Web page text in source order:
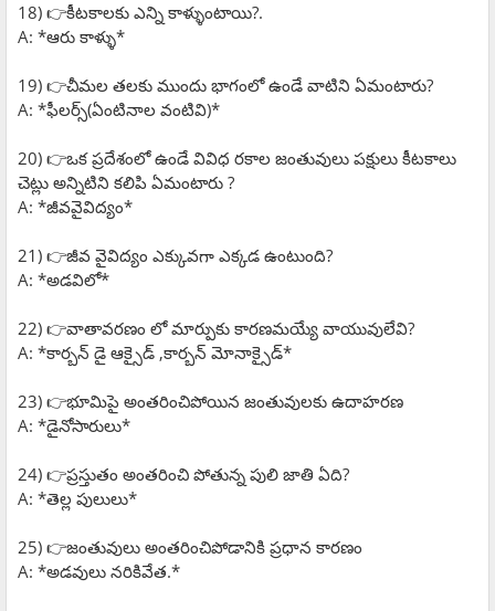
18) 👉కీటకాలకు ఎన్ని కాళ్ళుంటాయి?.
A: *ఆరు కాళ్ళు*
19) 👉చీమల తలకు ముందు భాగంలో ఉండే వాటిని ఏమంటారు?
A: *ఫీలర్స్(ఏంటినాల వంటివి)*
20) 👉ఒక ప్రదేశంలో ఉండే వివిధ రకాల జంతువులు పక్షులు కీటకాలు
చెట్లు అన్నిటిని కలిపి ఏమంటారు ?
A: *జీవవైవిద్యం*
21) 👉జీవ వైవిద్యం ఎక్కువగా ఎక్కడ ఉంటుంది?
A: *అడవిలో*
22) 👉వాతావరణం లో మార్పుకు కారణమయ్యే వాయువులేవి?
A: *కార్బన్ డై ఆక్సైడ్ ,కార్బన్ మోనాక్సైడ్*
23) 👉భూమిపై అంతరించిపోయిన జంతువులకు ఉదాహరణ
A: *డైనోసారులు*
24) 👉ప్రస్తుతం అంతరించి పోతున్న పులి జాతి ఏది?
A: *తెల్ల పులులు*
25) 👉జంతువులు అంతరించిపోడానికి ప్రధాన కారణం
A: *అడవులు నరికివేత.*